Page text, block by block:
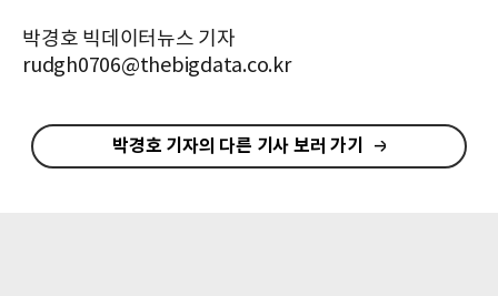
박경호 빅데이터뉴스 기자
rudgh0706@thebigdata.co.kr
박경호 기자의 다른 기사 보러 가기